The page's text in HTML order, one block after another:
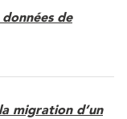
de
migration d’un